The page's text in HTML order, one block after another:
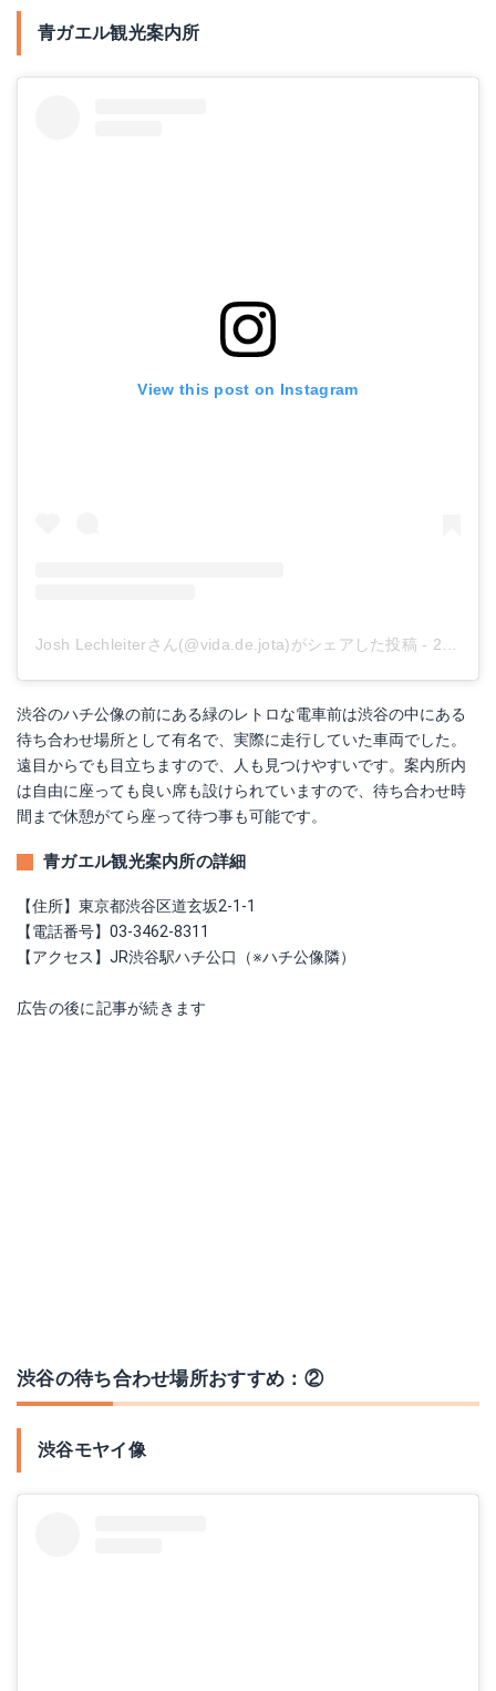
青ガエル観光案内所
View this post on Instagram
Josh Lechleiterさん(@vida.de.jota)がシェアした投稿 - 2019年 3月月8日午後3時27分PST
渋谷のハチ公像の前にある緑のレトロな電車前は渋谷の中にある
待ち合わせ場所として有名で、実際に走行していた車両でした。
遠目からでも目立ちますので、人も見つけやすいです。案内所内
は自由に座っても良い席も設けられていますので、待ち合わせ時
間まで休憩がてら座って待つ事も可能です。
青ガエル観光案内所の詳細
【住所】東京都渋谷区道玄坂2-1-1
【電話番号】03-3462-8311
【アクセス】JR渋谷駅ハチ公口（※ハチ公像隣）
広告の後に記事が続きます
渋谷の待ち合わせ場所おすすめ：②
渋谷モヤイ像